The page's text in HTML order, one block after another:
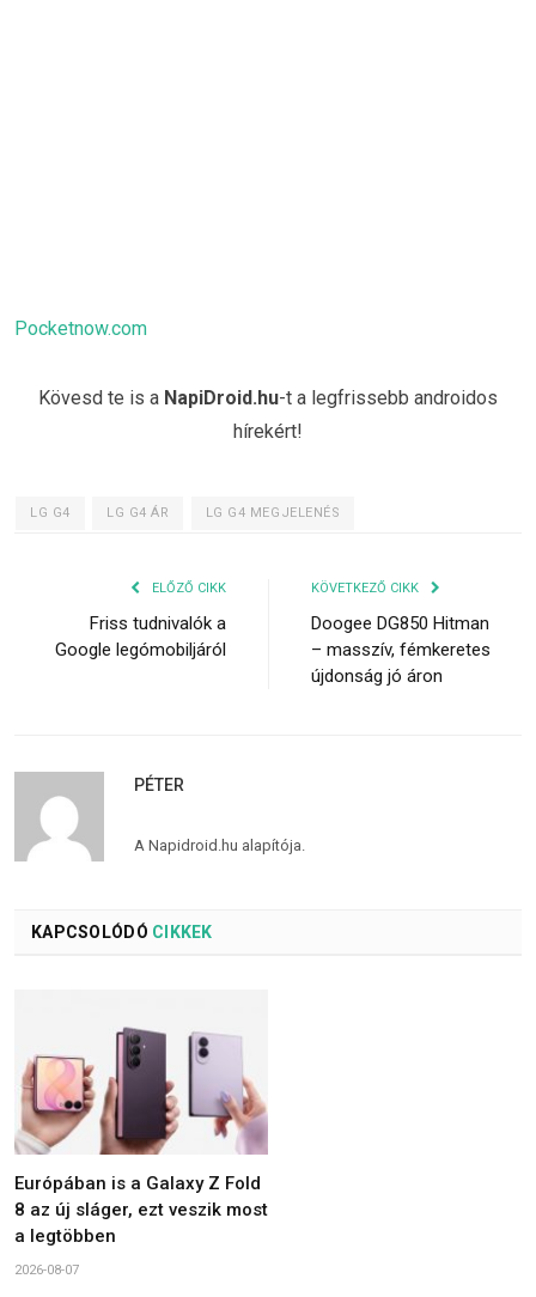
Pocketnow.com
Kövesd te is a NapiDroid.hu-t a legfrissebb androidos
hírekért!
LG G4 LG G4 ÁR LG G4 MEGJELENÉS
ELŐZŐ CIKK
Friss tudnivalók a
Google legómobiljáról
KÖVETKEZŐ CIKK
Doogee DG850 Hitman
– masszív, fémkeretes
újdonság jó áron
PÉTER
A Napidroid.hu alapítója.
KAPCSOLÓDÓ CIKKEK
Európában is a Galaxy Z Fold
8 az új sláger, ezt veszik most
a legtöbben
2026-08-07